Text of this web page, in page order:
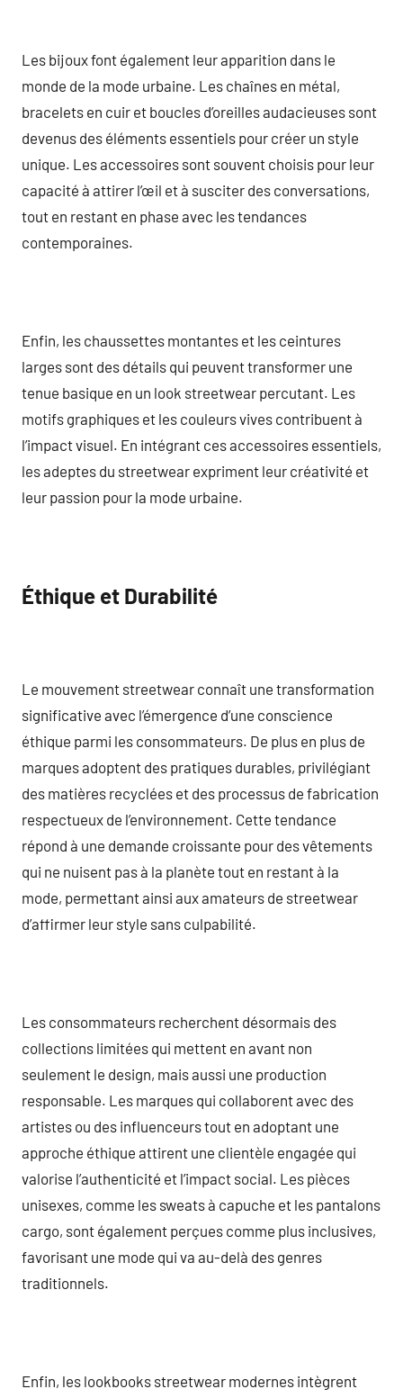
Les bijoux font également leur apparition dans le
monde de la mode urbaine. Les chaînes en métal,
bracelets en cuir et boucles d’oreilles audacieuses sont
devenus des éléments essentiels pour créer un style
unique. Les accessoires sont souvent choisis pour leur
capacité à attirer l’œil et à susciter des conversations,
tout en restant en phase avec les tendances
contemporaines.
Enfin, les chaussettes montantes et les ceintures
larges sont des détails qui peuvent transformer une
tenue basique en un look streetwear percutant. Les
motifs graphiques et les couleurs vives contribuent à
l’impact visuel. En intégrant ces accessoires essentiels,
les adeptes du streetwear expriment leur créativité et
leur passion pour la mode urbaine.
Éthique et Durabilité
Le mouvement streetwear connaît une transformation
significative avec l’émergence d’une conscience
éthique parmi les consommateurs. De plus en plus de
marques adoptent des pratiques durables, privilégiant
des matières recyclées et des processus de fabrication
respectueux de l’environnement. Cette tendance
répond à une demande croissante pour des vêtements
qui ne nuisent pas à la planète tout en restant à la
mode, permettant ainsi aux amateurs de streetwear
d’affirmer leur style sans culpabilité.
Les consommateurs recherchent désormais des
collections limitées qui mettent en avant non
seulement le design, mais aussi une production
responsable. Les marques qui collaborent avec des
artistes ou des influenceurs tout en adoptant une
approche éthique attirent une clientèle engagée qui
valorise l’authenticité et l’impact social. Les pièces
unisexes, comme les sweats à capuche et les pantalons
cargo, sont également perçues comme plus inclusives,
favorisant une mode qui va au-delà des genres
traditionnels.
Enfin, les lookbooks streetwear modernes intègrent